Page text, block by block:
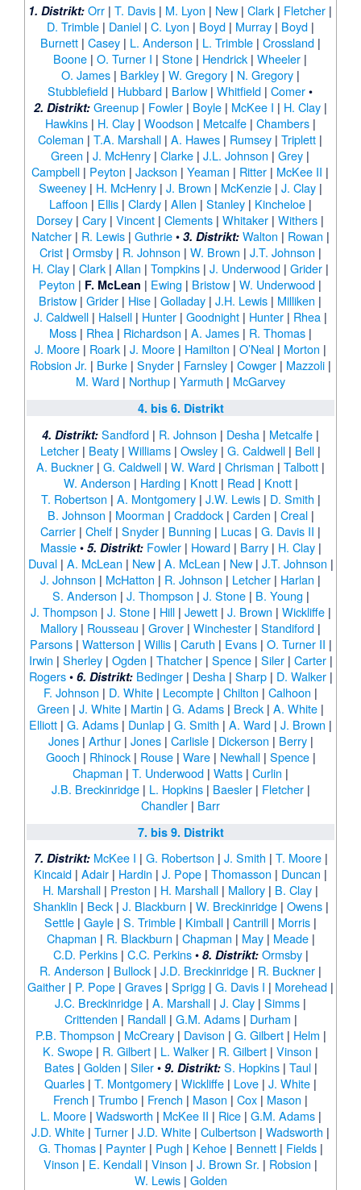
1. Distrikt: Orr |T. Davis | M. Lyon | New |Clark | Fletcher |
D. Trimble| Daniel| C. Lyon | Boyd| Murray| Boyd|
Burnett| Casey| L. Anderson | L. Trimble| Crossland|
Boone |O. Turner I |Stone | Hendrick |Wheeler |
O. James| Barkley| W. Gregory| N. Gregory|
Stubblefield | Hubbard | Barlow |Whitfield |Comer•
2. Distrikt: Greenup| Fowler| Boyle| McKee I | H. Clay|
Hawkins| H. Clay| Woodson | Metcalfe| Chambers|
Coleman |T.A. Marshall |A. Hawes | Rumsey |Triplett |
Green |J. McHenry |Clarke |J.L. Johnson |Grey |
Campbell | Peyton |Jackson |Yeaman | Ritter | McKee II |
Sweeney| H. McHenry| J. Brown | McKenzie| J. Clay|
Laffoon | Ellis| Clardy| Allen | Stanley| Kincheloe|
Dorsey |Cary |Vincent |Clements |Whitaker |Withers |
Natcher| R. Lewis| Guthrie• 3. Distrikt: Walton | Rowan |
Crist| Ormsby| R. Johnson | W. Brown | J.T. Johnson |
H. Clay| Clark| Allan | Tompkins| J. Underwood| Grider|
Peyton | F. McLean | Ewing | Bristow |W. Underwood |
Bristow |Grider | Hise |Golladay |J.H. Lewis | Milliken |
J. Caldwell| Halsell| Hunter| Goodnight| Hunter| Rhea|
Moss| Rhea| Richardson | A. James| R. Thomas|
J. Moore| Roark| J. Moore| Hamilton | O’Neal| Morton |
Robsion Jr. | Burke| Snyder| Farnsley| Cowger| Mazzoli|
M. Ward| Northup| Yarmuth | McGarvey
4. bis 6. Distrikt
4. Distrikt: Sandford | R. Johnson | Desha | Metcalfe |
Letcher | Beaty | Williams | Owsley | G. Caldwell | Bell |
A. Buckner | G. Caldwell | W. Ward | Chrisman | Talbott |
W. Anderson | Harding | Knott| Read| Knott|
T. Robertson | A. Montgomery| J.W. Lewis| D. Smith |
B. Johnson | Moorman | Craddock| Carden | Creal|
Carrier | Chelf | Snyder | Bunning | Lucas | G. Davis II |
Massie• 5. Distrikt: Fowler| Howard| Barry| H. Clay|
Duval| A. McLean | New| A. McLean | New| J.T. Johnson |
J. Johnson | McHatton | R. Johnson | Letcher | Harlan |
S. Anderson | J. Thompson | J. Stone| B. Young |
J. Thompson | J. Stone| Hill| Jewett| J. Brown | Wickliffe|
Mallory | Rousseau | Grover | Winchester | Standiford |
Parsons| Watterson | Willis| Caruth | Evans| O. Turner II |
Irwin | Sherley| Ogden | Thatcher| Spence| Siler| Carter|
Rogers• 6. Distrikt: Bedinger| Desha| Sharp| D. Walker|
F. Johnson | D. White | Lecompte | Chilton | Calhoon |
Green | J. White | Martin | G. Adams | Breck | A. White |
Elliott | G. Adams | Dunlap | G. Smith | A. Ward | J. Brown |
Jones| Arthur| Jones| Carlisle| Dickerson | Berry|
Gooch | Rhinock| Rouse| Ware| Newhall| Spence|
Chapman | T. Underwood | Watts | Curlin |
J.B. Breckinridge| L. Hopkins| Baesler| Fletcher|
Chandler | Barr
7. bis 9. Distrikt
7. Distrikt: McKee I | G. Robertson | J. Smith | T. Moore|
Kincaid | Adair | Hardin | J. Pope | Thomasson | Duncan |
H. Marshall | Preston | H. Marshall | Mallory | B. Clay |
Shanklin | Beck| J. Blackburn | W. Breckinridge| Owens|
Settle | Gayle | S. Trimble | Kimball | Cantrill | Morris |
Chapman | R. Blackburn | Chapman | May| Meade|
C.D. Perkins| C.C. Perkins• 8. Distrikt: Ormsby|
R. Anderson | Bullock | J.D. Breckinridge | R. Buckner |
Gaither | P. Pope | Graves | Sprigg | G. Davis I | Morehead |
J.C. Breckinridge | A. Marshall | J. Clay | Simms |
Crittenden | Randall| G.M. Adams| Durham |
P.B. Thompson | McCreary| Davison | G. Gilbert| Helm |
K. Swope | R. Gilbert | L. Walker | R. Gilbert | Vinson |
Bates| Golden | Siler• 9. Distrikt: S. Hopkins| Taul|
Quarles | T. Montgomery | Wickliffe | Love | J. White |
French | Trumbo | French | Mason | Cox | Mason |
L. Moore| Wadsworth | McKee II | Rice| G.M. Adams|
J.D. White | Turner | J.D. White | Culbertson | Wadsworth |
G. Thomas| Paynter| Pugh | Kehoe| Bennett| Fields|
Vinson | E. Kendall | Vinson | J. Brown Sr. | Robsion |
W. Lewis| Golden